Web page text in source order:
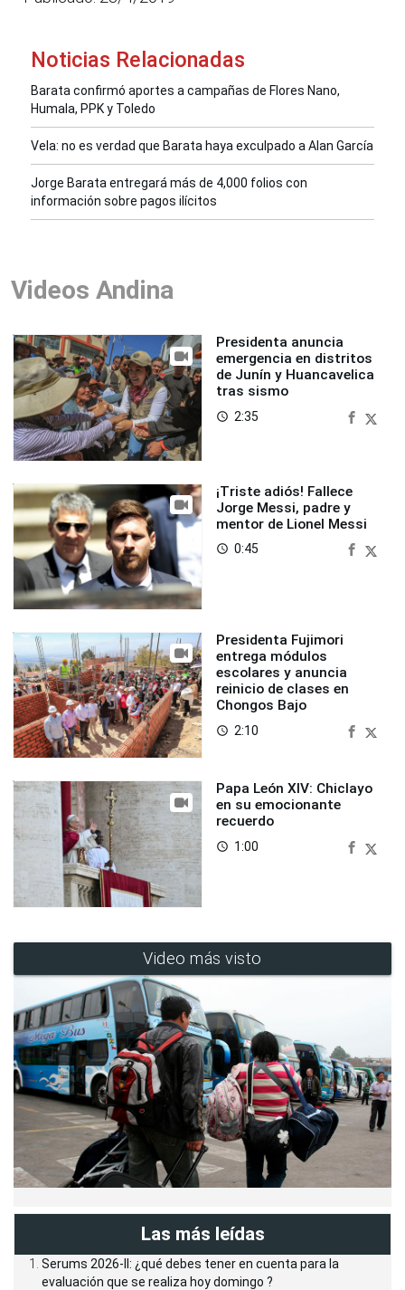
Noticias Relacionadas
Barata confirmó aportes a campañas de Flores Nano,
Humala, PPK y Toledo
Vela: no es verdad que Barata haya exculpado a Alan García
Jorge Barata entregará más de 4,000 folios con
información sobre pagos ilícitos
Videos Andina
Presidenta anuncia
emergencia en distritos
de Junín y Huancavelica
tras sismo
access_time 2:35
¡Triste adiós! Fallece
Jorge Messi, padre y
mentor de Lionel Messi
access_time 0:45
Presidenta Fujimori
entrega módulos
escolares y anuncia
reinicio de clases en
Chongos Bajo
access_time 2:10
Papa León XIV: Chiclayo
en su emocionante
recuerdo
access_time 1:00
Video más visto
Las más leídas
Serums 2026-II: ¿qué debes tener en cuenta para la
evaluación que se realiza hoy domingo ?